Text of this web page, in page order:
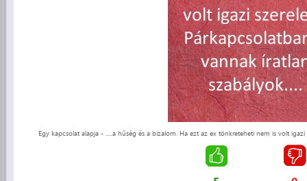
Egy kapcsolat alapja - .....a hűség és a bizalom. Ha ezt az ex tönkreteheti nem is volt